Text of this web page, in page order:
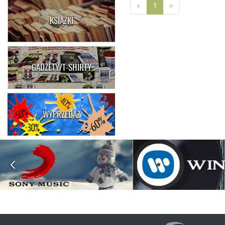
KSIĄŻKI
GADŻETY/T-SHIRTY
WYPRZEDAŻ
« Poprzednia strona
1 »